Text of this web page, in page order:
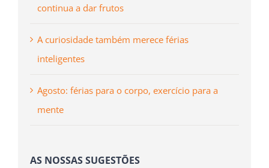
continua a dar frutos
A curiosidade também merece férias
inteligentes
Agosto: férias para o corpo, exercício para a
mente
AS NOSSAS SUGESTÕES